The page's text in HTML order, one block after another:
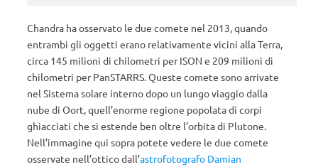
Chandra ha osservato le due comete nel 2013, quando
entrambi gli oggetti erano relativamente vicini alla Terra,
circa 145 milioni di chilometri per ISON e 209 milioni di
chilometri per PanSTARRS. Queste comete sono arrivate
nel Sistema solare interno dopo un lungo viaggio dalla
nube di Oort, quell’enorme regione popolata di corpi
ghiacciati che si estende ben oltre l’orbita di Plutone.
Nell’immagine qui sopra potete vedere le due comete
osservate nell’ottico dall’astrofotografo Damian